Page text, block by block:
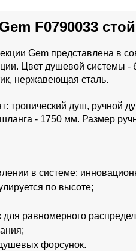
F0790033
Gem представлена в
Цвет душевой системы
нержавеющая сталь.
тропический душ, ручной
- 1750 мм. Размер
в системе:
по высоте;
равномерного
форсунок.